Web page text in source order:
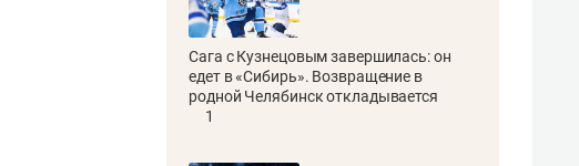
Сага с Кузнецовым завершилась: он
едет в «Сибирь». Возвращение в
родной Челябинск откладывается
1